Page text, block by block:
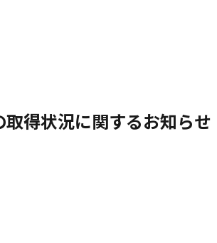
取得状況に関するお知らせ